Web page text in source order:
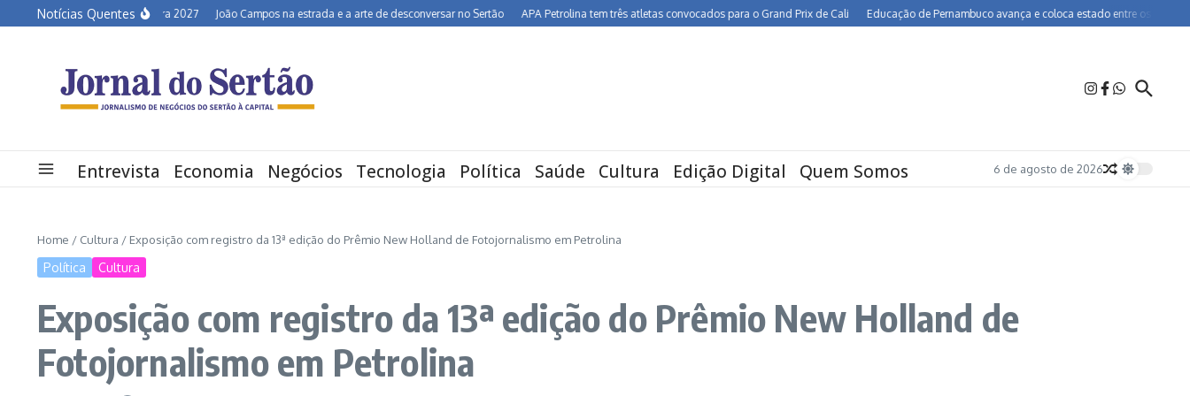
Ir para o conteúdo
Notícias Quentes
Semiárido em alerta para 2027 João Campos na estrada e a arte de desconversar no Sertão APA Petrolina tem três atletas convocados para o Grand Prix de Cali Educação de Pernambuco avança e coloca estado entre os melhores do
Entrevista Economia Negócios Tecnologia Política Saúde Cultura Edição Digital Quem Somos 6 de agosto de 2026
Home / Cultura / Exposição com registro da 13ª edição do Prêmio New Holland de Fotojornalismo em Petrolina
Política Cultura
Exposição com registro da 13ª edição do Prêmio New Holland de
Fotojornalismo em Petrolina